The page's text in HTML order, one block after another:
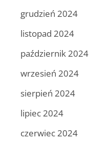
grudzień 2024
listopad 2024
październik 2024
wrzesień 2024
sierpień 2024
lipiec 2024
czerwiec 2024